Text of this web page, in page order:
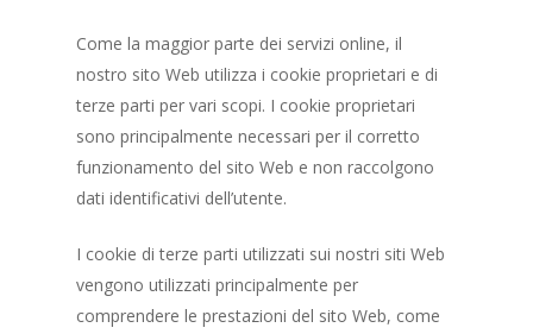
Come la maggior parte dei servizi online, il
nostro sito Web utilizza i cookie proprietari e di
terze parti per vari scopi. I cookie proprietari
sono principalmente necessari per il corretto
funzionamento del sito Web e non raccolgono
dati identificativi dell’utente.
I cookie di terze parti utilizzati sui nostri siti Web
vengono utilizzati principalmente per
comprendere le prestazioni del sito Web, come